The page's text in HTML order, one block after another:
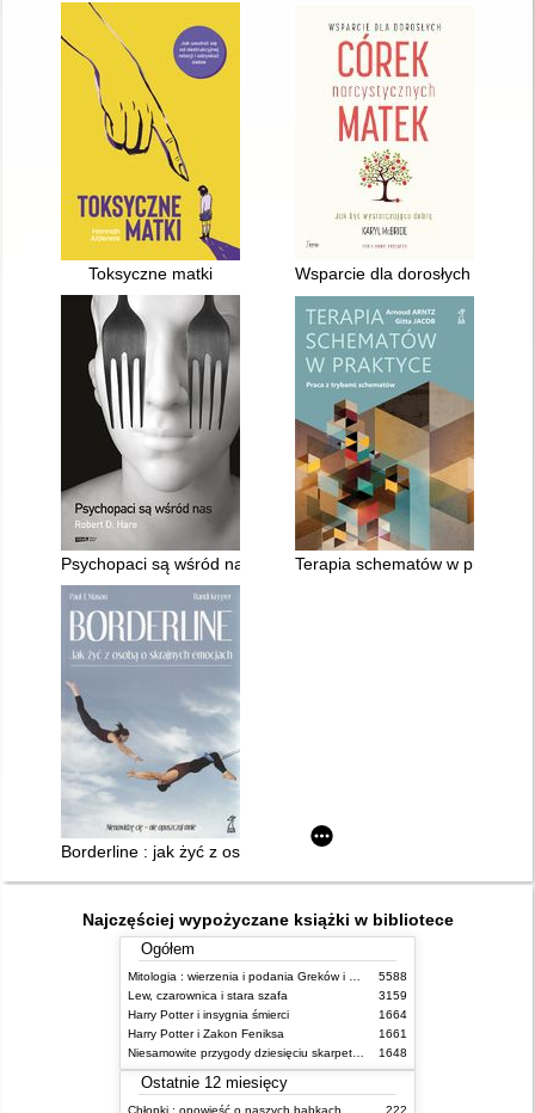
Toksyczne matki Wsparcie dla dorosłych córek
Psychopaci są wśród nas Terapia schematów w
Borderline : jak żyć z osobą o skrajnych emocjach
Najczęściej wypożyczane książki w bibliotece
Ogółem
Mitologia : wierzenia i podania Greków i Rzymian
5588
Lew, czarownica i stara szafa
3159
Harry Potter i insygnia śmierci
1664
Harry Potter i Zakon Feniksa
1661
Niesamowite przygody dziesięciu skarpetek (czterech prawych i sześciu lewych)
1648
Ostatnie 12 miesięcy
Chłopki : opowieść o naszych babkach
222